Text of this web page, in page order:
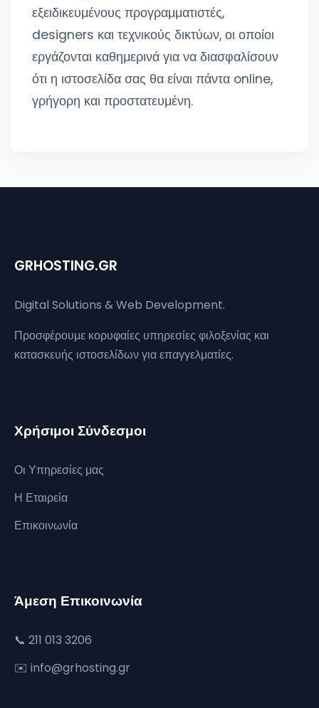
εξειδικευμένους προγραμματιστές,
designers και τεχνικούς δικτύων, οι οποίοι
εργάζονται καθημερινά για να διασφαλίσουν
ότι η ιστοσελίδα σας θα είναι πάντα online,
γρήγορη και προστατευμένη.
GRHOSTING.GR
Digital Solutions & Web Development.
Προσφέρουμε κορυφαίες υπηρεσίες φιλοξενίας και
κατασκευής ιστοσελίδων για επαγγελματίες.
Χρήσιμοι Σύνδεσμοι
Οι Υπηρεσίες μας
Η Εταιρεία
Επικοινωνία
Άμεση Επικοινωνία
📞 211 013 3206
✉️ info@grhosting.gr